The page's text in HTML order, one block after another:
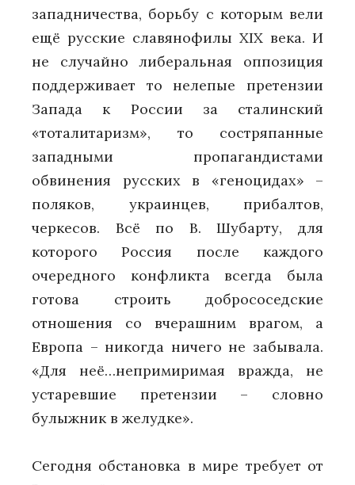
западничества, борьбу с которым вели
ещё русские славянофилы XIX века. И
не случайно либеральная оппозиция
поддерживает то нелепые претензии
Запада к России за сталинский
«тоталитаризм», то состряпанные
западными пропагандистами
обвинения русских в «геноцидах» –
поляков, украинцев, прибалтов,
черкесов. Всё по В. Шубарту, для
которого Россия после каждого
очередного конфликта всегда была
готова строить добрососедские
отношения со вчерашним врагом, а
Европа – никогда ничего не забывала.
«Для неё…непримиримая вражда, не
устаревшие претензии – словно
булыжник в желудке».
Сегодня обстановка в мире требует от